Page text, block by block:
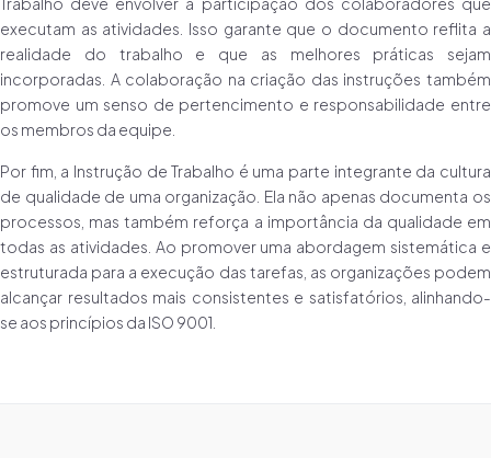
executam as atividades. Isso garante que o documento reflita a
realidade do trabalho e que as melhores práticas sejam
incorporadas. A colaboração na criação das instruções também
promove um senso de pertencimento e responsabilidade entre
os membros da equipe.
Por fim, a Instrução de Trabalho é uma parte integrante da cultura
de qualidade de uma organização. Ela não apenas documenta os
processos, mas também reforça a importância da qualidade em
todas as atividades. Ao promover uma abordagem sistemática e
estruturada para a execução das tarefas, as organizações podem
alcançar resultados mais consistentes e satisfatórios, alinhando-
se aos princípios da ISO 9001.